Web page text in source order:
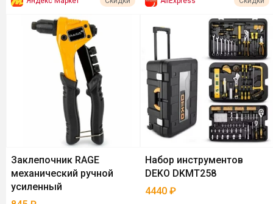
Заклепочник RAGE
механический ручной
усиленный
Набор инструментов
DEKO DKMT258
4440 ₽